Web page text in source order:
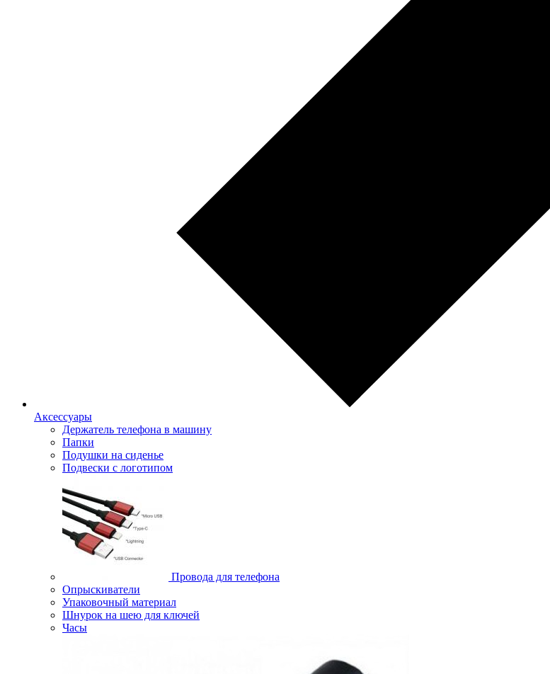
Аксессуары
Держатель телефона в машину
Папки
Подушки на сиденье
Подвески с логотипом
Провода для телефона
Опрыскиватели
Упаковочный материал
Шнурок на шею для ключей
Часы